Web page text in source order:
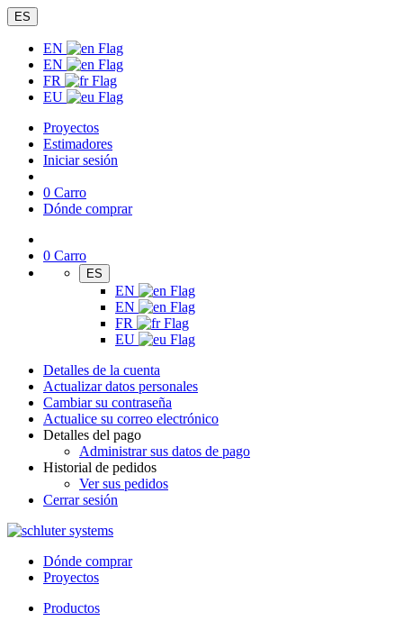
ES
EN
EN
FR
EU
Proyectos
Estimadores
Iniciar sesión
0 Carro
Dónde comprar
0 Carro
ES
EN
EN
FR
EU
Detalles de la cuenta
Actualizar datos personales
Cambiar su contraseña
Actualice su correo electrónico
Detalles del pago
Administrar sus datos de pago
Historial de pedidos
Ver sus pedidos
Cerrar sesión
Dónde comprar
Proyectos
Productos